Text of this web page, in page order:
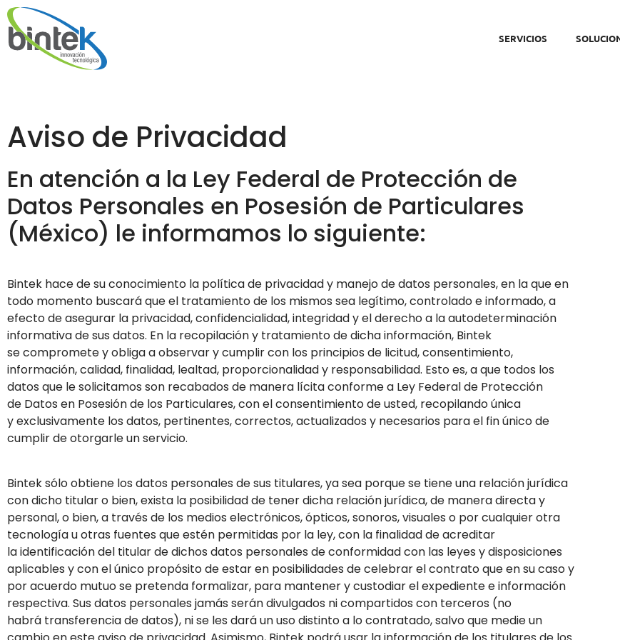
SERVICIOS
Aviso de Privacidad
En atención a la Ley Federal de Protección de
Datos Personales en Posesión de Particulares
(México) le informamos lo siguiente:
Bintek hace de su conocimiento la política de privacidad y manejo de datos personales, en la que en
todo momento buscará que el tratamiento de los mismos sea legítimo, controlado e informado, a
efecto de asegurar la privacidad, confidencialidad, integridad y el derecho a la autodeterminación
informativa de sus datos. En la recopilación y tratamiento de dicha información, Bintek
se compromete y obliga a observar y cumplir con los principios de licitud, consentimiento,
información, calidad, finalidad, lealtad, proporcionalidad y responsabilidad. Esto es, a que todos los
datos que le solicitamos son recabados de manera lícita conforme a Ley Federal de Protección
de Datos en Posesión de los Particulares, con el consentimiento de usted, recopilando única
y exclusivamente los datos, pertinentes, correctos, actualizados y necesarios para el fin único de
cumplir de otorgarle un servicio.
Bintek sólo obtiene los datos personales de sus titulares, ya sea porque se tiene una relación jurídica
con dicho titular o bien, exista la posibilidad de tener dicha relación jurídica, de manera directa y
personal, o bien, a través de los medios electrónicos, ópticos, sonoros, visuales o por cualquier otra
tecnología u otras fuentes que estén permitidas por la ley, con la finalidad de acreditar
la identificación del titular de dichos datos personales de conformidad con las leyes y disposiciones
aplicables y con el único propósito de estar en posibilidades de celebrar el contrato que en su caso y
por acuerdo mutuo se pretenda formalizar, para mantener y custodiar el expediente e información
respectiva. Sus datos personales jamás serán divulgados ni compartidos con terceros (no
habrá transferencia de datos), ni se les dará un uso distinto a lo contratado, salvo que medie un